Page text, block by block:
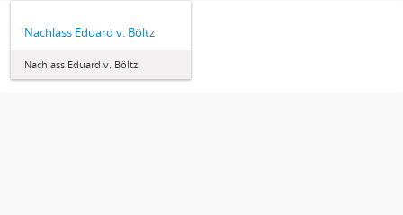
Nachlass Eduard v. Böltz
Nachlass Eduard v. Böltz